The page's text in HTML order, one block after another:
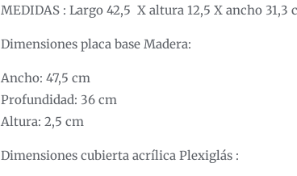
MEDIDAS : Largo 42,5 X altura 12,5 X ancho 31,3
Dimensiones placa base Madera:
Ancho: 47,5 cm
Profundidad: 36 cm
Altura: 2,5 cm
Dimensiones cubierta acrílica Plexiglás :